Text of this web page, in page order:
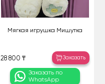
Мягкая игрушка Мишутка
28 800 ₸ Заказать
Заказать по
WhatsApp